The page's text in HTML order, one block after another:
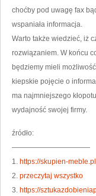
choćby pod uwagę fax
wspaniała informacja.
Warto także wiedzieć, iż
rozwiązaniem. W końcu
będziemy mieli
kiepskie pojęcie o
ma najmniejszego
wydajność swojej firmy.
źródło:
———————————
1. https://skupien-meble.pl
2. przeczytaj wszystko
3. https://